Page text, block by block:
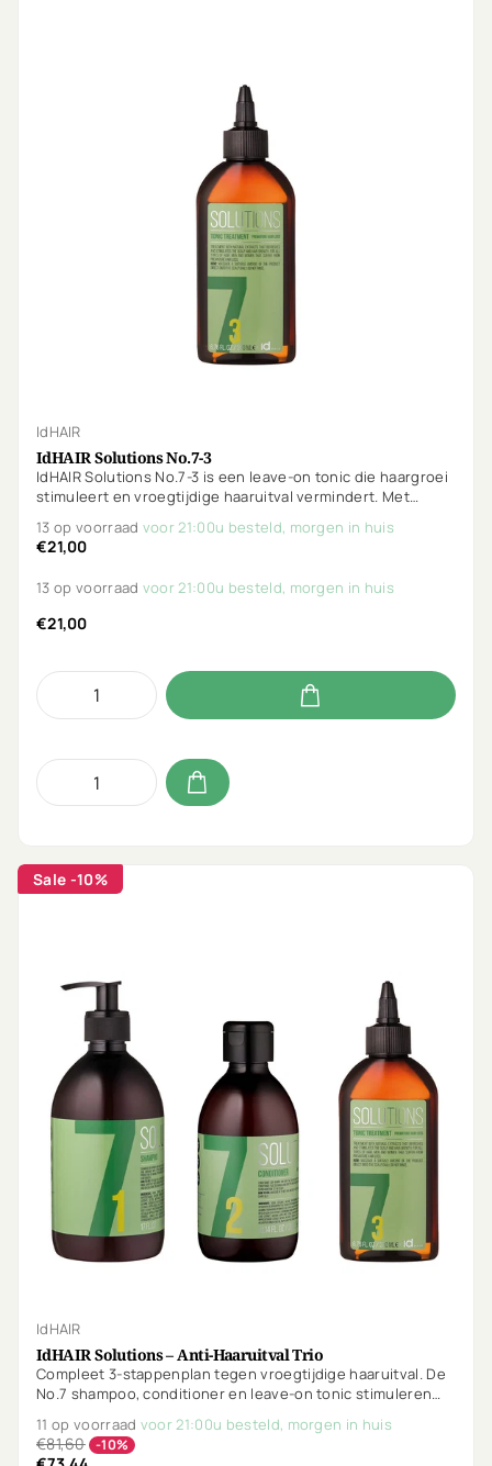
IdHAIR
IdHAIR Solutions No.7-3
IdHAIR Solutions No.7-3 is een leave-on tonic die haargroei
stimuleert en vroegtijdige haaruitval vermindert. Met
en parfumvrij.
13 op voorraad voor 21:00u besteld, morgen in huis
€21,00
13 op voorraad voor 21:00u besteld, morgen in huis
€21,00
Sale -10%
IdHAIR
IdHAIR Solutions – Anti-Haaruitval Trio
Compleet 3-stappenplan tegen vroegtijdige haaruitval. De
No.7 shampoo, conditioner en leave-on tonic stimuleren
haarwortels. Vegan & parfumvrij.
11 op voorraad voor 21:00u besteld, morgen in huis
€81,60 -10%